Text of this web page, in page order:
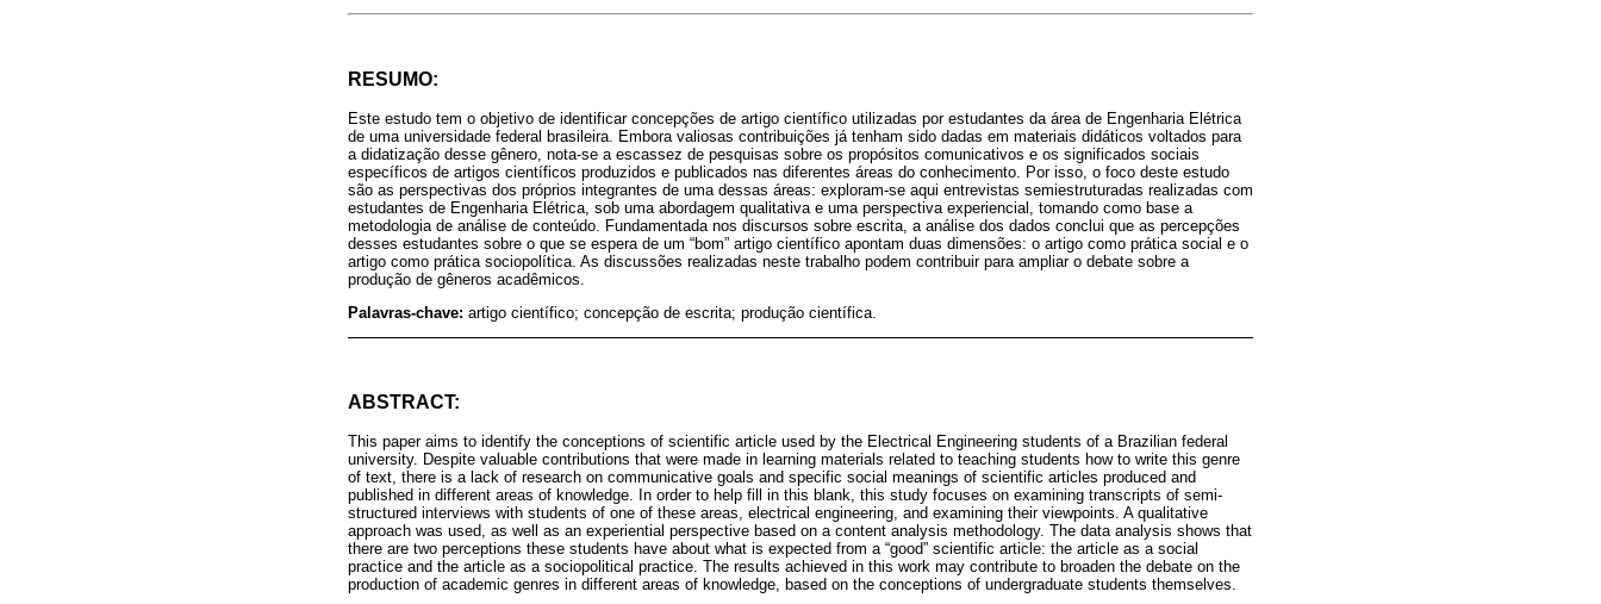
RESUMO:
Este estudo tem o objetivo de identificar concepções de artigo científico utilizadas por estudantes da área de Engenharia Elétrica
de uma universidade federal brasileira. Embora valiosas contribuições já tenham sido dadas em materiais didáticos voltados para
a didatização desse gênero, nota-se a escassez de pesquisas sobre os propósitos comunicativos e os significados sociais
específicos de artigos científicos produzidos e publicados nas diferentes áreas do conhecimento. Por isso, o foco deste estudo
são as perspectivas dos próprios integrantes de uma dessas áreas: exploram-se aqui entrevistas semiestruturadas realizadas com
estudantes de Engenharia Elétrica, sob uma abordagem qualitativa e uma perspectiva experiencial, tomando como base a
metodologia de análise de conteúdo. Fundamentada nos discursos sobre escrita, a análise dos dados conclui que as percepções
desses estudantes sobre o que se espera de um “bom” artigo científico apontam duas dimensões: o artigo como prática social e o
artigo como prática sociopolítica. As discussões realizadas neste trabalho podem contribuir para ampliar o debate sobre a
produção de gêneros acadêmicos.
Palavras-chave: artigo científico; concepção de escrita; produção científica.
ABSTRACT:
This paper aims to identify the conceptions of scientific article used by the Electrical Engineering students of a Brazilian federal
university. Despite valuable contributions that were made in learning materials related to teaching students how to write this genre
of text, there is a lack of research on communicative goals and specific social meanings of scientific articles produced and
published in different areas of knowledge. In order to help fill in this blank, this study focuses on examining transcripts of semi-
structured interviews with students of one of these areas, electrical engineering, and examining their viewpoints. A qualitative
approach was used, as well as an experiential perspective based on a content analysis methodology. The data analysis shows that
there are two perceptions these students have about what is expected from a “good” scientific article: the article as a social
practice and the article as a sociopolitical practice. The results achieved in this work may contribute to broaden the debate on the
production of academic genres in different areas of knowledge, based on the conceptions of undergraduate students themselves.